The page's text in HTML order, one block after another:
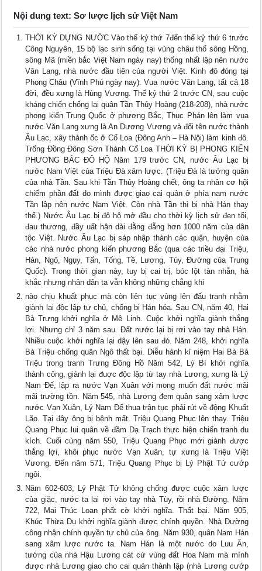
Nội dung text: Sơ lược lịch sử Việt Nam
THỜI KỲ DỰNG NƯỚC Vào thế kỷ thứ 7đến thế kỷ thứ 6 trước
Công Nguyên, 15 bộ lạc sinh sống tại vùng châu thổ sông Hồng,
sông Mã (miền bắc Việt Nam ngày nay) thống nhất lập nên nước
Văn Lang, nhà nước đầu tiên của người Việt. Kinh đô đóng tại
Phong Châu (Vĩnh Phú ngày nay). Vua nước Văn Lang, tất cả 18
đời, đều xưng là Hùng Vương. Thế kỷ thứ 2 trước CN, sau cuộc
kháng chiến chống lại quân Tần Thủy Hoàng (218-208), nhà nước
phong kiến Trung Quốc ở phương Bắc, Thục Phán lên làm vua
nước Văn Lang xưng là An Dương Vương và đổi tên nước thành
Âu Lạc, xây thành ốc ở Cổ Loa (Đông Anh – Hà Nội) làm kinh đô.
Trống Đồng Đông Sơn Thành Cổ Loa THỜI KỲ BỊ PHONG KIẾN
PHƯƠNG BẮC ĐÔ HỘ Năm 179 trước CN, nước Âu Lạc bị
nước Nam Việt của Triệu Đà xâm lược. (Triệu Đà là tướng quân
của nhà Tần. Sau khi Tần Thủy Hoàng chết, ông ta nhân cơ hội
chiếm phần đất do mình được giao cai quản ở phía nam nước
Tần lập nên nước Nam Việt. Còn nhà Tần thì bị nhà Hán thay
thế.) Nước Âu Lạc bị đô hộ mở đầu cho thời kỳ lịch sử đen tối,
đau thương, đầy uất hận dài đằng đẵng hơn 1000 năm của dân
tộc Việt. Nước Âu Lạc bị sáp nhập thành các quận, huyện của
các nhà nước phong kiến phương Bắc (qua các triều đại Triệu,
Hán, Ngô, Ngụy, Tấn, Tống, Tề, Lương, Tùy, Đường của Trung
Quốc). Trong thời gian này, tuy bị cai trị, bóc lột tàn nhẫn, hà
khắc nhưng nhân dân ta vẫn không những chẳng khi
nào chịu khuất phục mà còn liên tục vùng lên đấu tranh nhằm
giành lại độc lập tự chủ, chống bị Hán hóa. Sau CN, năm 40, Hai
Bà Trưng khởi nghĩa ở Mê Linh. Cuộc khởi nghĩa giành thắng
lợi. Nhưng chỉ 3 năm sau. Đất nước lại bị rơi vào tay nhà Hán.
Nhiều cuộc khởi nghĩa lại dậy lên sau đó. Năm 248, khởi nghĩa
Bà Triệu chống quân Ngô thất bại. Diễu hành kỉ niệm Hai Bà Bà
Triệu trong tranh Trưng Đông Hồ Năm 542, Lý Bí khởi nghĩa
thành công, giành lại đuợc độc lập từ tay nhà Lương, xưng là Lý
Nam Đế, lập ra nước Vạn Xuân với mong muốn đất nước mãi
mãi trường tồn. Năm 545, nhà Lương đem quân sang xâm lược
nước Vạn Xuân, Lý Nam Đế thua trận tục phải rút về động Khuất
Lão. Tại đây ông bị bệnh mất. Triệu Quang Phục lên thay. Triệu
Quang Phục lui quân về đầm Dạ Trạch thực hiện chiến tranh du
kích. Cuối cùng năm 550, Triệu Quang Phục mới giành được
thắng lợi, khôi phục nước Vạn Xuân, tự xưng là Triệu Việt
Vương. Đến năm 571, Triệu Quang Phục bị Lý Phật Tử cướp
ngôi.
Năm 602-603, Lý Phật Tử không chống được cuộc xâm lược
của giặc, nước ta lại rơi vào tay nhà Tùy, rồi nhà Đường. Năm
722, Mai Thúc Loan phất cờ khởi nghĩa. Thất bại. Năm 905,
Khúc Thừa Dụ khởi nghĩa giành được chính quyền. Nhà Đường
công nhận chính quyền tự chủ của ông. Năm 930, quân Nam Hán
sang xâm lược nước ta. Nam Hán là một nước do Luu Ẩn,
tướng của nhà Hậu Lương cát cứ vùng đất Hoa Nam mà mình
được nhà Lương giao cho cai quản thành lập (nhà Lương cướp